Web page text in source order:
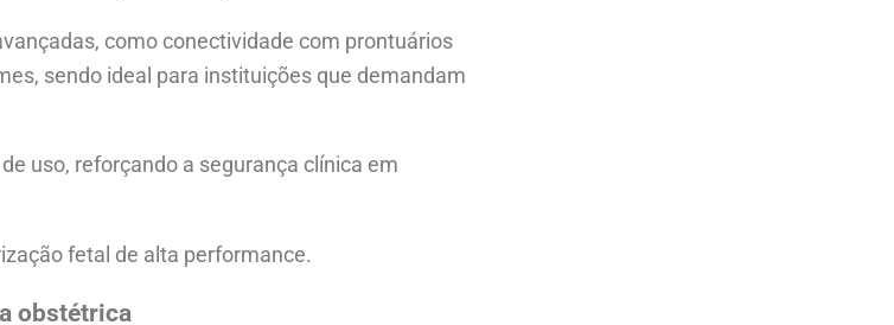
como conectividade com prontuários
sendo ideal para instituições que demandam
uso, reforçando a segurança clínica em
fetal de alta performance.
obstétrica